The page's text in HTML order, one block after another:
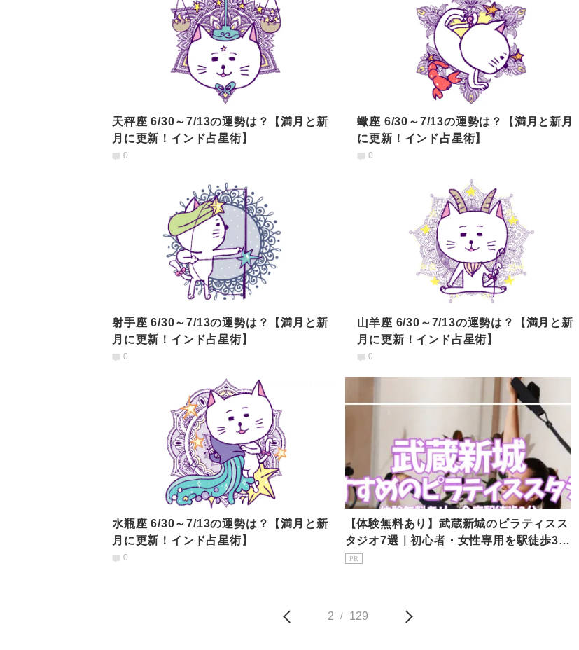
天秤座 6/30～7/13の運勢は？【満月と新
月に更新！インド占星術】
0
蠍座 6/30～7/13の運勢は？【満月と新月
に更新！インド占星術】
0
射手座 6/30～7/13の運勢は？【満月と新
月に更新！インド占星術】
0
山羊座 6/30～7/13の運勢は？【満月と新
月に更新！インド占星術】
0
水瓶座 6/30～7/13の運勢は？【満月と新
月に更新！インド占星術】
0
【体験無料あり】武蔵新城のピラティスス
タジオ7選｜初心者・女性専用を駅徒歩3分
で比較
PR
2 / 129